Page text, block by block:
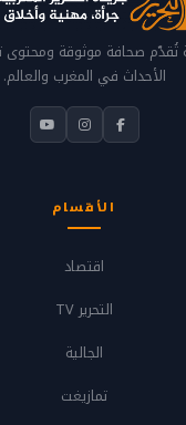
تُقدّم صحافة موثوقة ومحتوى
الأحداث في المغرب والعالم.
الأقسام
اقتصاد
التحرير TV
الجالية
تمازيغت